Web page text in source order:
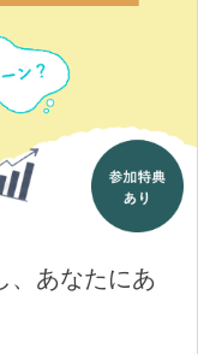
、あなたにあ